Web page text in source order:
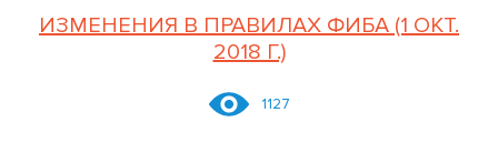
ИЗМЕНЕНИЯ В ПРАВИЛАХ ФИБА (1 ОКТ.
2018 Г.)
1127